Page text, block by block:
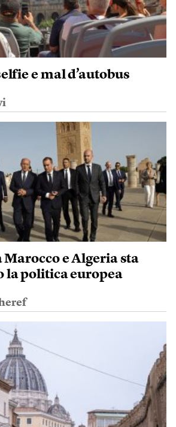
e mal d’autobus
e Algeria sta
la politica europea